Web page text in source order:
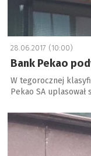
28.06.2017 (10:00)
Bank Pekao
W tegorocznej
Pekao SA
a